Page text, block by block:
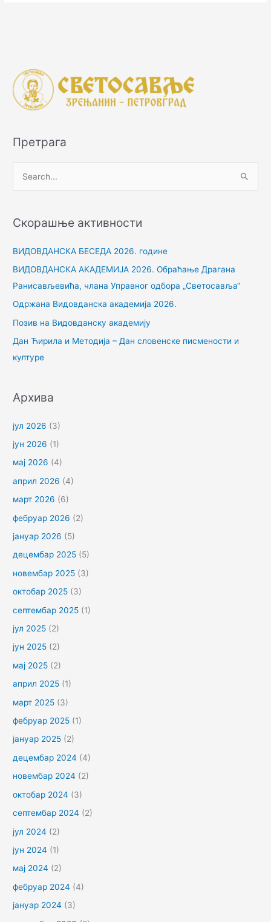
Претрага
т
з
а
:
Скорашње активности
ВИДОВДАНСКА БЕСЕДА 2026. године
ВИДОВДАНСКА АКАДЕМИЈА 2026. Обраћање Драгана
Ранисављевића, члана Управног одбора „Светосавља“
Одржана Видовданска академија 2026.
Позив на Видовданску академију
Дан Ћирила и Методија – Дан словенске писмености и
културе
Архива
јул 2026 (3)
јун 2026 (1)
мај 2026 (4)
април 2026 (4)
март 2026 (6)
фебруар 2026 (2)
јануар 2026 (5)
децембар 2025 (5)
новембар 2025 (3)
октобар 2025 (3)
септембар 2025 (1)
јул 2025 (2)
јун 2025 (2)
мај 2025 (2)
април 2025 (1)
март 2025 (3)
фебруар 2025 (1)
јануар 2025 (2)
децембар 2024 (4)
новембар 2024 (2)
октобар 2024 (3)
септембар 2024 (2)
јул 2024 (2)
јун 2024 (1)
мај 2024 (2)
фебруар 2024 (4)
јануар 2024 (3)